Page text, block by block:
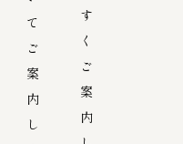
て
ご
案
内
し
す
く
ご
案
内